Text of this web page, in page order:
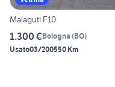
Malaguti F10
1.300 €Bologna (BO)
Usato03/200550 Km